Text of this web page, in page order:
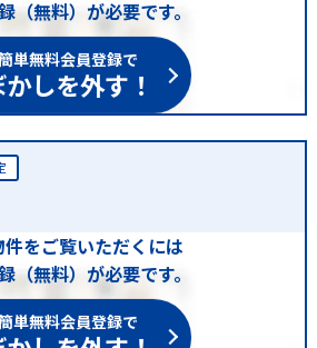
（無料）が必要です。
単無料会員登録で
しを外す！
件をご覧いただくには
（無料）が必要です。
単無料会員登録で